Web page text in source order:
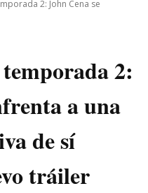
2: John Cena se
2:
a una
de sí
tráiler